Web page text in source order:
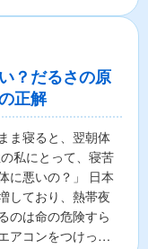
？だるさの原
正解
ま寝ると、翌朝体
私にとって、寝苦
に悪いの？」 日本
しており、熱帯夜
のは命の危険すら
アコンをつけっぱ